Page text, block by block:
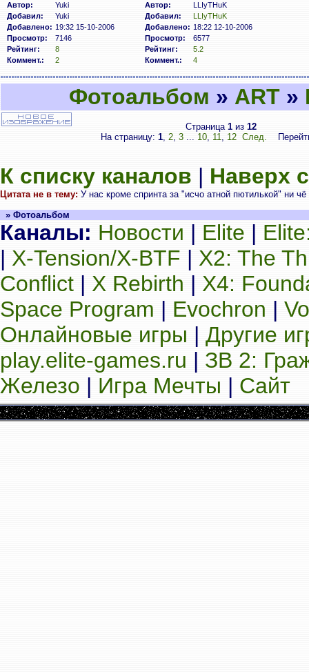
Автор:
Yuki
Добавил:
Yuki
Добавлено: 19:32 15-10-2006
Просмотр:
7146
Рейтинг:
8
Коммент.:
2
Автор:
LLIyTHuK
Добавил:
LLIyTHuK
Добавлено: 18:22 12-10-2006
Просмотр:
6577
Рейтинг:
5.2
Коммент.:
4
Фотоальбом » ART »
Страница 1 из 12
На страницу: 1, 2, 3 ... 10, 11, 12 След.
К списку каналов | Наверх
Цитата не в тему: У нас кроме спринта за "исчо атной пютилькой" ни
» Фотоальбом
Каналы: Новости | Elite |
| X-Tension/X-BTF | X2: The
Conflict | X Rebirth | X4:
Space Program | Evochron |
Онлайновые игры | Другие
play.elite-games.ru | ЗВ 2:
Железо | Игра Мечты | Сайт